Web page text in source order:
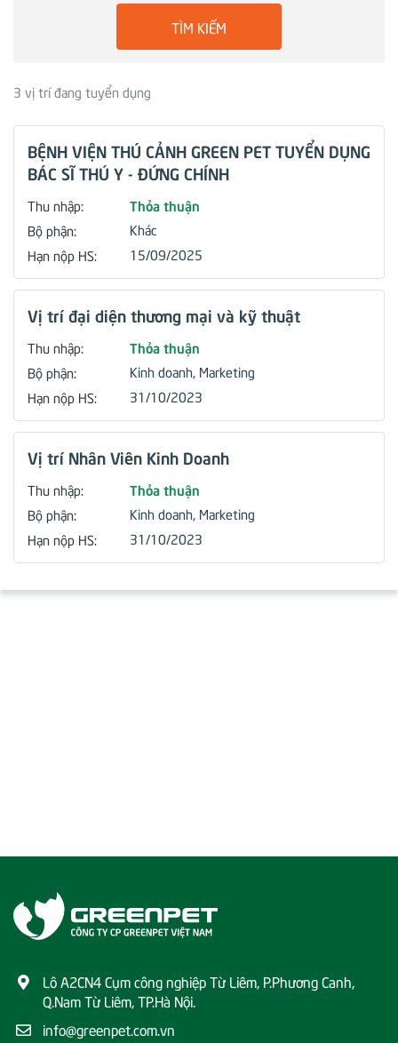
TÌM KIẾM
3 vị trí đang tuyển dụng
BỆNH VIỆN THÚ CẢNH GREEN PET TUYỂN DỤNG
BÁC SĨ THÚ Y - ĐỨNG CHÍNH
Thu nhập: Thỏa thuận
Bộ phận:
Khác
Hạn nộp HS:
15/09/2025
Vị trí đại diện thương mại và kỹ thuật
Thu nhập: Thỏa thuận
Bộ phận:
Kinh doanh, Marketing
Hạn nộp HS:
31/10/2023
Vị trí Nhân Viên Kinh Doanh
Thu nhập: Thỏa thuận
Bộ phận:
Kinh doanh, Marketing
Hạn nộp HS:
31/10/2023
Lô A2CN4 Cụm công nghiệp Từ Liêm, P.Phương Canh,
Q.Nam Từ Liêm, TP.Hà Nội.
info@greenpet.com.vn